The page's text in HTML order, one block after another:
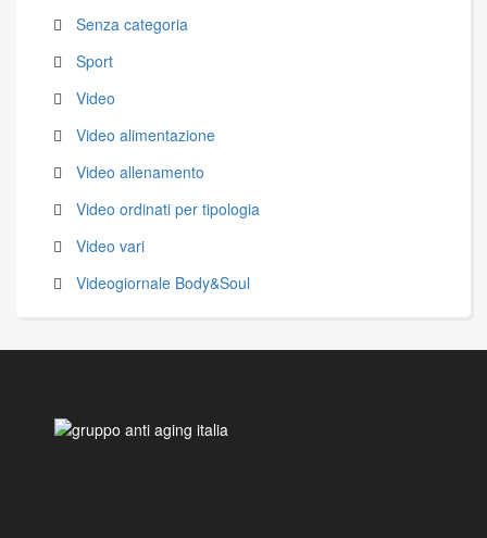
Senza categoria
Sport
Video
Video alimentazione
Video allenamento
Video ordinati per tipologia
Video vari
Videogiornale Body&Soul